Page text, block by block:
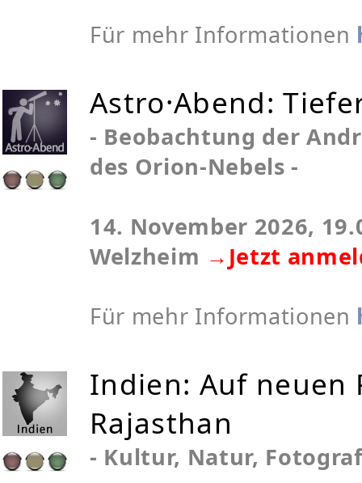
Für mehr Informationen
Astro·Abend:
- Beobachtung der
des Orion-Nebels -
14. November 2026,
Welzheim →Jetzt
Für mehr Informationen
Indien: Auf neuen
Rajasthan
- Kultur, Natur,